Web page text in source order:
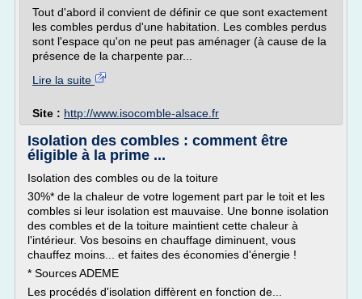
Tout d'abord il convient de définir ce que sont exactement
les combles perdus d'une habitation. Les combles perdus
sont l'espace qu'on ne peut pas aménager (à cause de la
présence de la charpente par...
Lire la suite
Site : http://www.isocomble-alsace.fr
Isolation des combles : comment être
éligible à la prime ...
Isolation des combles ou de la toiture
30%* de la chaleur de votre logement part par le toit et les
combles si leur isolation est mauvaise. Une bonne isolation
des combles et de la toiture maintient cette chaleur à
l'intérieur. Vos besoins en chauffage diminuent, vous
chauffez moins... et faites des économies d'énergie !
* Sources ADEME
Les procédés d'isolation diffèrent en fonction de...